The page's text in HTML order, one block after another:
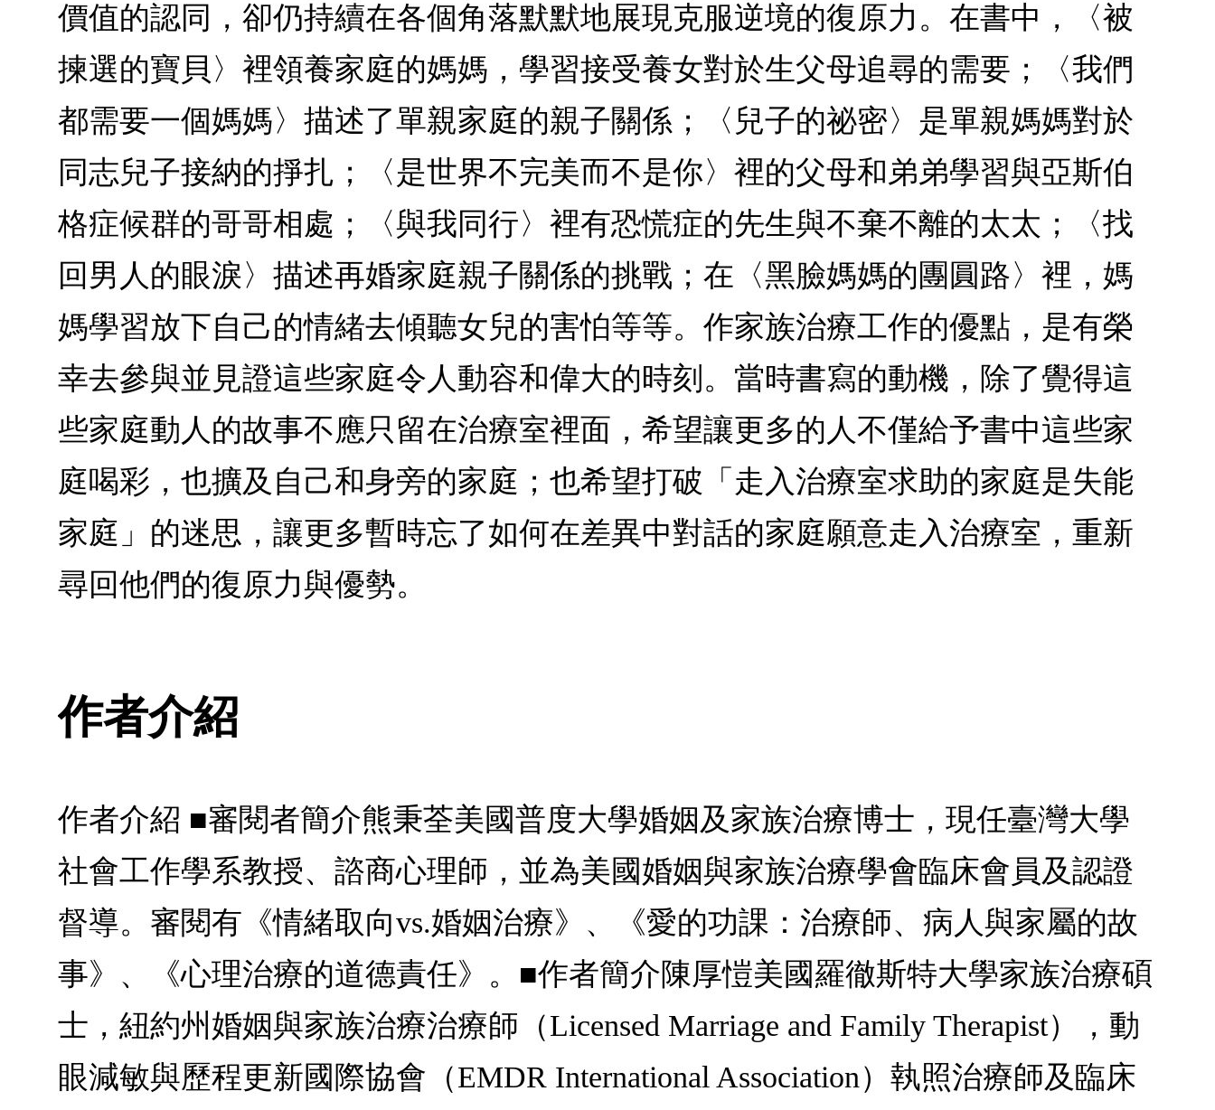
價值的認同，卻仍持續在各個角落默默地展現克服逆境的復原力。在書中，〈被
揀選的寶貝〉裡領養家庭的媽媽，學習接受養女對於生父母追尋的需要；〈我們
都需要一個媽媽〉描述了單親家庭的親子關係；〈兒子的祕密〉是單親媽媽對於
同志兒子接納的掙扎；〈是世界不完美而不是你〉裡的父母和弟弟學習與亞斯伯
格症候群的哥哥相處；〈與我同行〉裡有恐慌症的先生與不棄不離的太太；〈找
回男人的眼淚〉描述再婚家庭親子關係的挑戰；在〈黑臉媽媽的團圓路〉裡，媽
媽學習放下自己的情緒去傾聽女兒的害怕等等。作家族治療工作的優點，是有榮
幸去參與並見證這些家庭令人動容和偉大的時刻。當時書寫的動機，除了覺得這
些家庭動人的故事不應只留在治療室裡面，希望讓更多的人不僅給予書中這些家
庭喝彩，也擴及自己和身旁的家庭；也希望打破「走入治療室求助的家庭是失能
家庭」的迷思，讓更多暫時忘了如何在差異中對話的家庭願意走入治療室，重新
尋回他們的復原力與優勢。
作者介紹
作者介紹 ■審閱者簡介熊秉荃美國普度大學婚姻及家族治療博士，現任臺灣大學
社會工作學系教授、諮商心理師，並為美國婚姻與家族治療學會臨床會員及認證
督導。審閱有《情緒取向vs.婚姻治療》、《愛的功課：治療師、病人與家屬的故
事》、《心理治療的道德責任》。■作者簡介陳厚愷美國羅徹斯特大學家族治療碩
士，紐約州婚姻與家族治療治療師（Licensed Marriage and Family Therapist），動
眼減敏與歷程更新國際協會（EMDR International Association）執照治療師及臨床